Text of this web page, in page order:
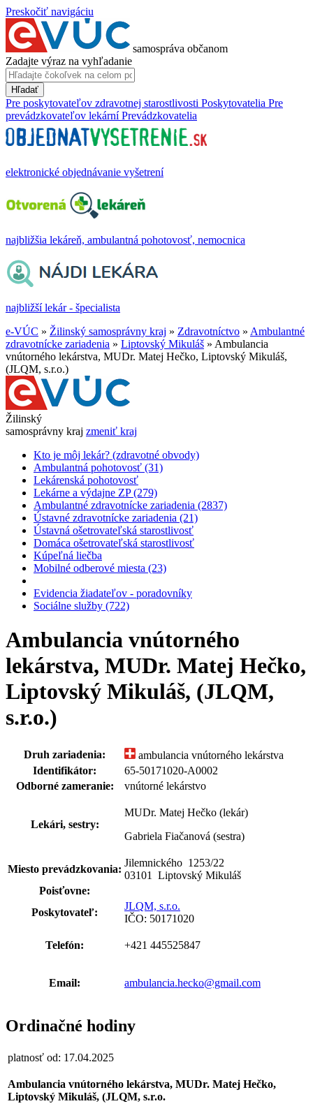
Preskočiť navigáciu
samospráva občanom
Zadajte výraz na vyhľadanie
Hľadať
Pre poskytovateľov zdravotnej starostlivosti Poskytovatelia Pre
prevádzkovateľov lekární Prevádzkovatelia
elektronické objednávanie vyšetrení
najbližšia lekáreň, ambulantná pohotovosť, nemocnica
najbližší lekár - špecialista
e-VÚC » Žilinský samosprávny kraj » Zdravotníctvo » Ambulantné
zdravotnícke zariadenia » Liptovský Mikuláš » Ambulancia
vnútorného lekárstva, MUDr. Matej Hečko, Liptovský Mikuláš,
(JLQM, s.r.o.)
Žilinský
samosprávny kraj zmeniť kraj
Kto je môj lekár? (zdravotné obvody)
Ambulantná pohotovosť (31)
Lekárenská pohotovosť
Lekárne a výdajne ZP (279)
Ambulantné zdravotnícke zariadenia (2837)
Ústavné zdravotnícke zariadenia (21)
Ústavná ošetrovateľská starostlivosť
Domáca ošetrovateľská starostlivosť
Kúpeľná liečba
Mobilné odberové miesta (23)
Evidencia žiadateľov - poradovníky
Sociálne služby (722)
Ambulancia vnútorného
lekárstva, MUDr. Matej Hečko,
Liptovský Mikuláš, (JLQM,
s.r.o.)
Druh zariadenia:
ambulancia vnútorného lekárstva
Identifikátor:
65-50171020-A0002
Odborné zameranie:
vnútorné lekárstvo
Lekári, sestry:
MUDr. Matej Hečko (lekár)
Gabriela Fiačanová (sestra)
Miesto prevádzkovania:
Jilemnického 1253/22
03101 Liptovský Mikuláš
Poisťovne:
Poskytovateľ:
JLQM, s.r.o.
IČO: 50171020
Telefón: +421 445525847
Email: ambulancia.hecko@gmail.com
Ordinačné hodiny
platnosť od: 17.04.2025
Ambulancia vnútorného lekárstva, MUDr. Matej Hečko,
Liptovský Mikuláš, (JLQM, s.r.o.